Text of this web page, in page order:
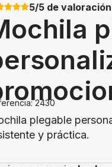
5/5 de
2430
plegable
y práctica.